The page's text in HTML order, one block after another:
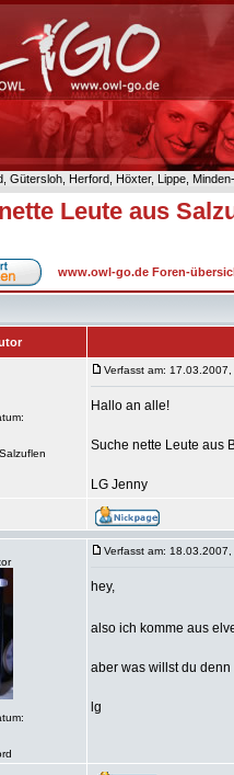
Gütersloh, Herford, Höxter, Lippe,
Leute aus
www.owl-go.de Foren-
Verfasst am:
Hallo an alle!
Suche nette Leute aus
LG Jenny
Verfasst am:
hey,
also ich komme aus
aber was willst du
lg